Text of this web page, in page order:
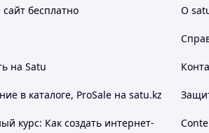
рядовой кирпич применяется для
прочность, поэтому кирпич
сайт бесплатно
на Satu
в каталоге, ProSale на satu.kz
курс: Как создать интернет-
О